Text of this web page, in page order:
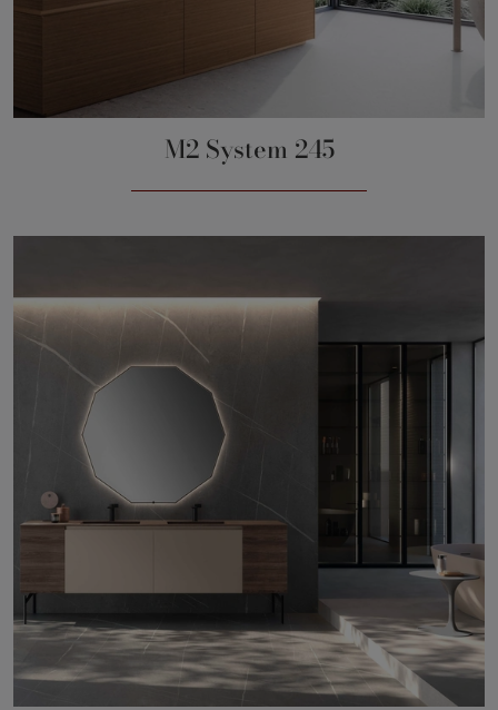
M2 System 245